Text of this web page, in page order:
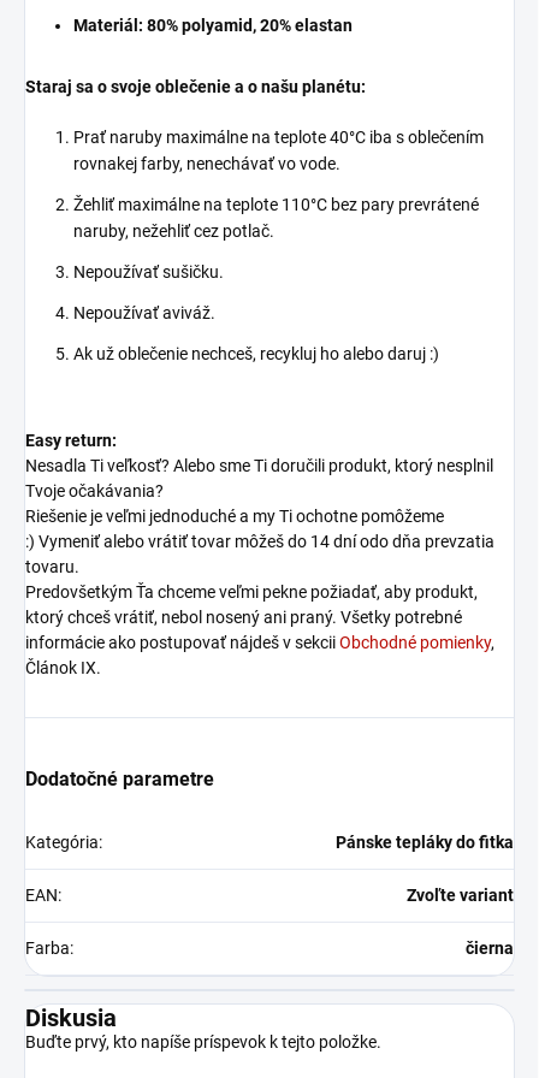
Materiál: 80% polyamid, 20% elastan
Staraj sa o svoje oblečenie a o našu planétu:
Prať naruby maximálne na teplote 40°C iba s oblečením
rovnakej farby, nenechávať vo vode.
Žehliť maximálne na teplote 110°C bez pary prevrátené
naruby, nežehliť cez potlač.
Nepoužívať sušičku.
Nepoužívať aviváž.
Ak už oblečenie nechceš, recykluj ho alebo daruj :)
Easy return:
Nesadla Ti veľkosť? Alebo sme Ti doručili produkt, ktorý nesplnil
Tvoje očakávania?
Riešenie je veľmi jednoduché a my Ti ochotne pomôžeme
:) Vymeniť alebo vrátiť tovar môžeš do 14 dní odo dňa prevzatia
tovaru.
Predovšetkým Ťa chceme veľmi pekne požiadať, aby produkt,
ktorý chceš vrátiť, nebol nosený ani praný. Všetky potrebné
informácie ako postupovať nájdeš v sekciiObchodné pomienky,
Článok IX.
Dodatočné parametre
Kategória: Pánske tepláky do fitka
EAN: Zvoľte variant
Farba: čierna
Diskusia
Buďte prvý, kto napíše príspevok k tejto položke.